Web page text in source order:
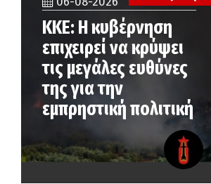
ΚΚΕ: Η κυβέρνηση
επιχειρεί να κρύψει
τις μεγάλες ευθύνες
της για την
εμπρηστική πολιτική